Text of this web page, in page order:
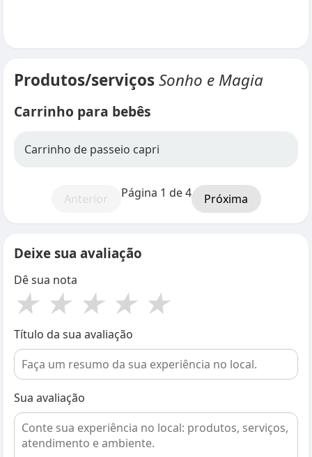
Produtos/serviçosSonho e Magia
Carrinho para bebês
Carrinho de passeio capri
Anterior Página 1 de 4 Próxima
Deixe sua avaliação
Dê sua nota
★ ★ ★ ★ ★
Título da sua avaliação
Sua avaliação